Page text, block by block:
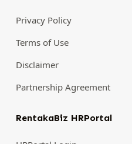
Privacy Policy
Terms of Use
Disclaimer
Partnership Agreement
RentakaBiz HRPortal